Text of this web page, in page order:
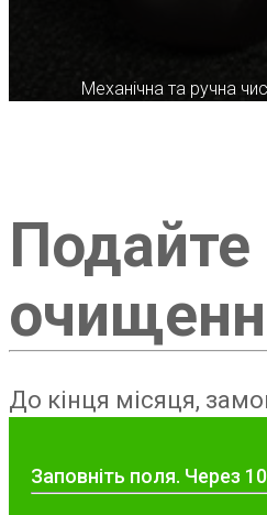
Механічна та ручна
Подайте
До кінця місяця,
Заповніть поля. Через